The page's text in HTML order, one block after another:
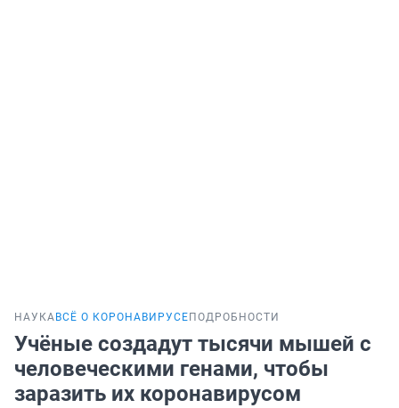
НАУКА ВСЁ О КОРОНАВИРУСЕ ПОДРОБНОСТИ
Учёные создадут тысячи мышей с
человеческими генами, чтобы
заразить их коронавирусом